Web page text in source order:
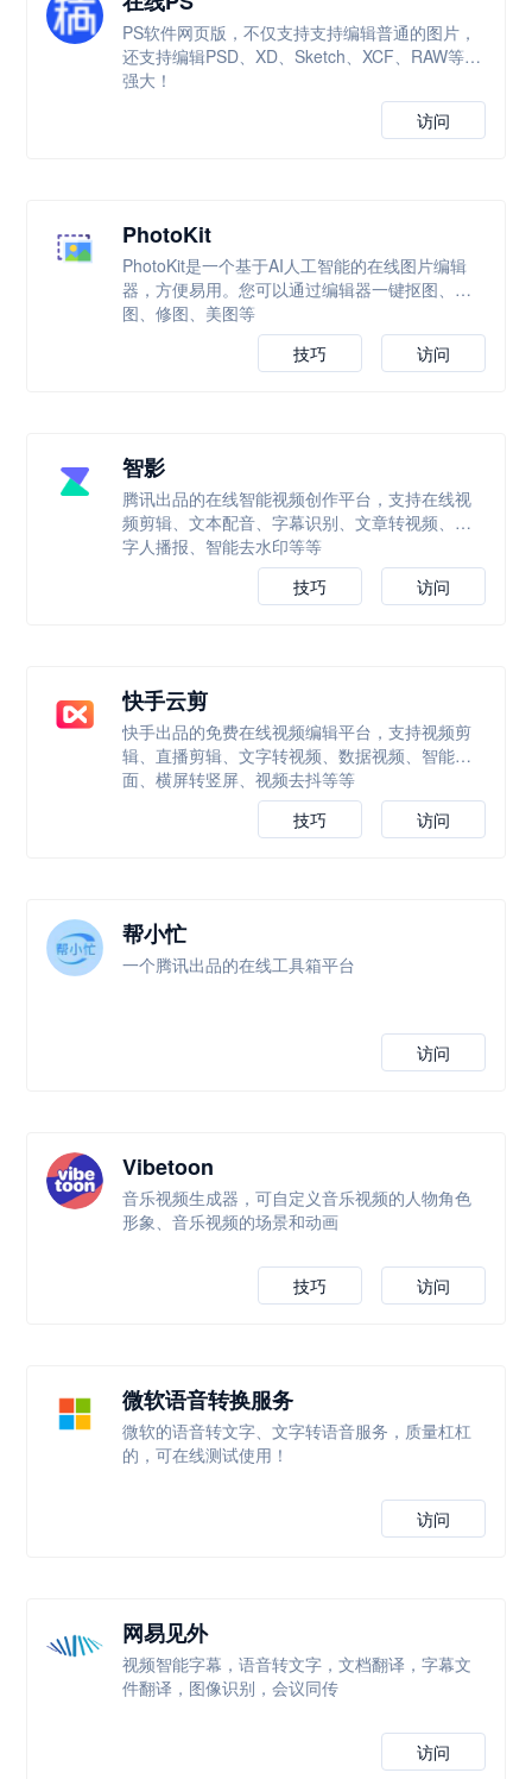
PS软件网页版，不仅支持支持编辑普通的图片，
还支持编辑PSD、XD、Sketch、XCF、RAW等，
强大！
访问
PhotoKit
PhotoKit是一个基于AI人工智能的在线图片编辑
器，方便易用。您可以通过编辑器一键抠图、改
图、修图、美图等
访问
技巧
智影
腾讯出品的在线智能视频创作平台，支持在线视
频剪辑、文本配音、字幕识别、文章转视频、数
字人播报、智能去水印等等
访问
技巧
快手云剪
快手出品的免费在线视频编辑平台，支持视频剪
辑、直播剪辑、文字转视频、数据视频、智能封
面、横屏转竖屏、视频去抖等等
访问
技巧
帮小忙
一个腾讯出品的在线工具箱平台
访问
Vibetoon
音乐视频生成器，可自定义音乐视频的人物角色
形象、音乐视频的场景和动画
访问
技巧
微软语音转换服务
微软的语音转文字、文字转语音服务，质量杠杠
的，可在线测试使用！
访问
网易见外
视频智能字幕，语音转文字，文档翻译，字幕文
件翻译，图像识别，会议同传
访问